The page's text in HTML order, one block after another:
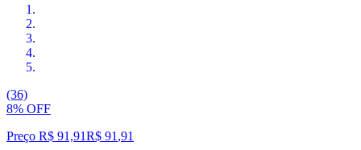
(36)
8% OFF
Preço R$ 91,91R$ 91 ,91